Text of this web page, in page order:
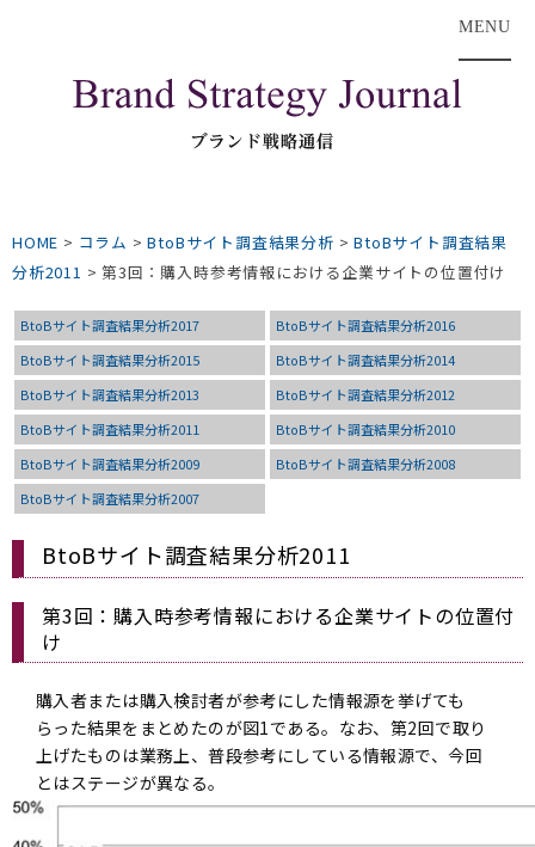
MENU
HOME > コラム >BtoBサイト調査結果分析 >BtoBサイト調査結果
分析2011 >第3回：購入時参考情報における企業サイトの位置付け
BtoBサイト調査結果分析2017
BtoBサイト調査結果分析2016
BtoBサイト調査結果分析2015
BtoBサイト調査結果分析2014
BtoBサイト調査結果分析2013
BtoBサイト調査結果分析2012
BtoBサイト調査結果分析2011
BtoBサイト調査結果分析2010
BtoBサイト調査結果分析2009
BtoBサイト調査結果分析2008
BtoBサイト調査結果分析2007
BtoBサイト調査結果分析2011
第3回：購入時参考情報における企業サイトの位置付
け
購入者または購入検討者が参考にした情報源を挙げても
らった結果をまとめたのが図1である。なお、第2回で取り
上げたものは業務上、普段参考にしている情報源で、今回
とはステージが異なる。